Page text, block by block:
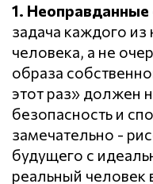
1.
задача каждого из
человека, а не
образа
этот раз» должен
безопасность и
замечательно -
будущего с
реальный человек